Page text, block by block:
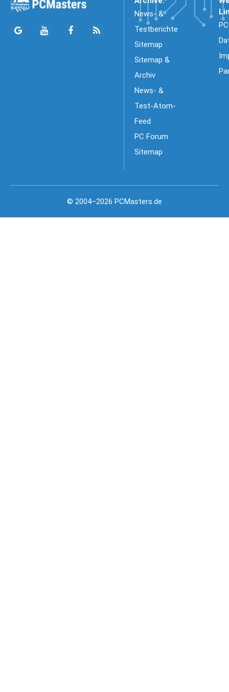
News- &
Testberichte
Sitemap
Sitemap &
Archiv
News- &
Test-Atom-
Feed
PC Forum
Sitemap
© 2004–2026 PCMasters.de